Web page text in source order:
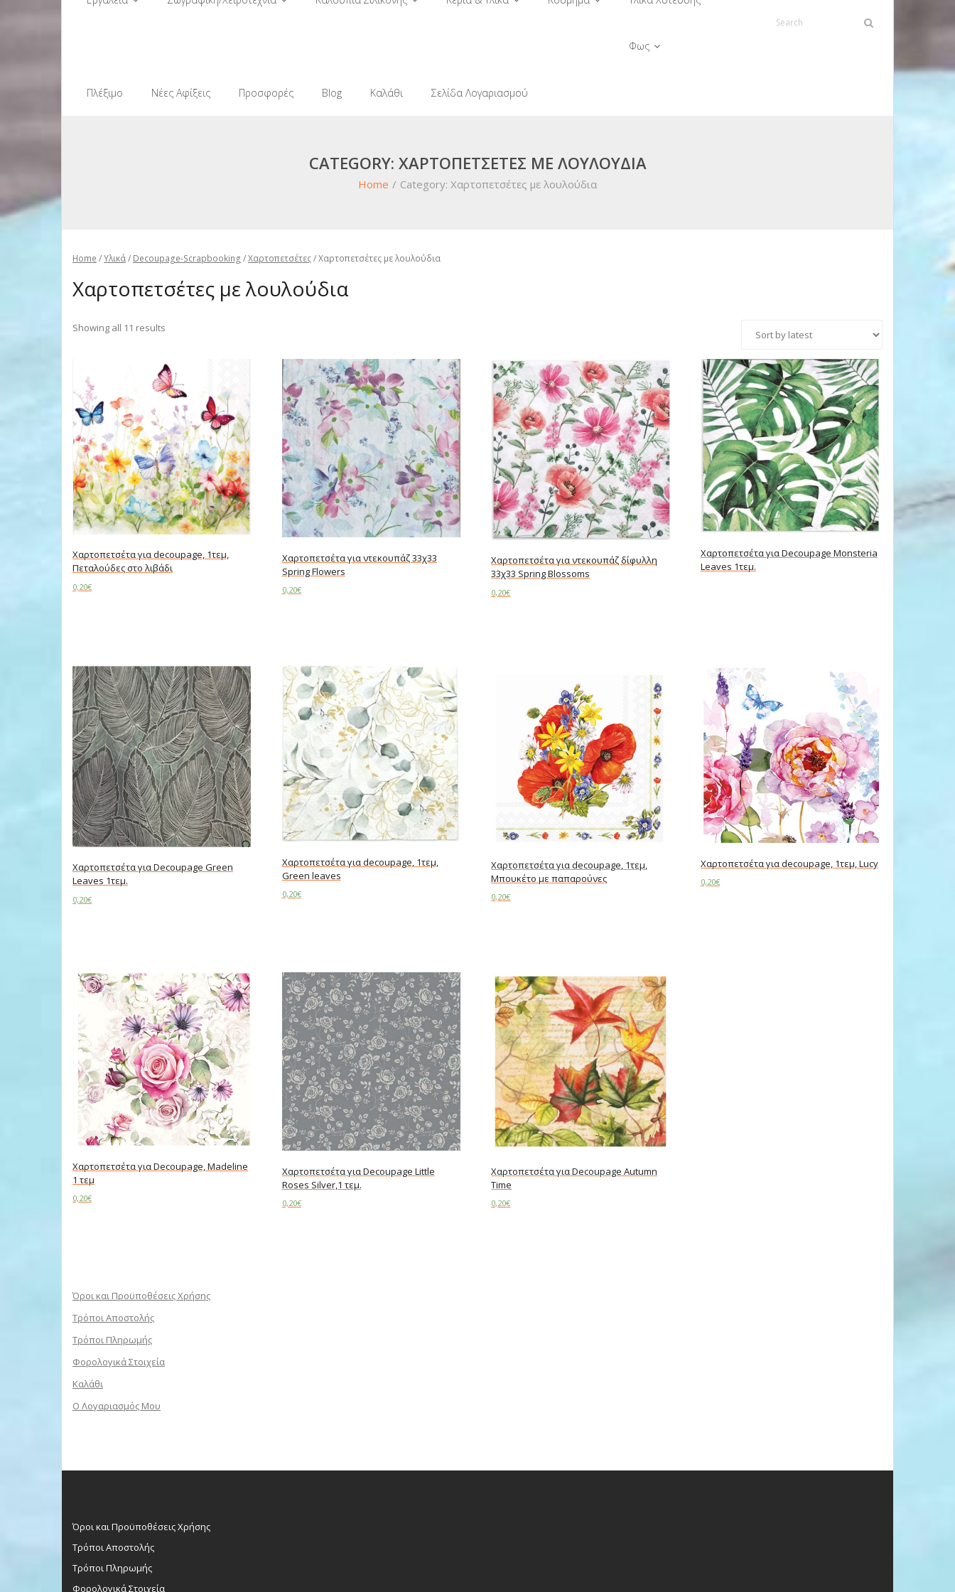
Φως
Πλέξιμο Νέες Αφίξεις Προσφορές Blog Καλάθι Σελίδα Λογαριασμού
CATEGORY: ΧΑΡΤΟΠΕΤΣΈΤΕΣ ΜΕ ΛΟΥΛΟΎΔΙΑ
Home / Category: Χαρτοπετσέτες με λουλούδια
Home /Υλικά/ Decoupage-Scrapbooking /Χαρτοπετσέτες/ Χαρτοπετσέτες με λουλούδια
Χαρτοπετσέτες με λουλούδια
Showing all 11 results
Χαρτοπετσέτα για decoupage, 1τεμ,
Πεταλούδες στο λιβάδι
0,20€
Χαρτοπετσέτα για ντεκουπάζ 33χ33
Spring Flowers
0,20€
Χαρτοπετσέτα για ντεκουπάζ δίφυλλη
33χ33 Spring Blossoms
0,20€
Χαρτοπετσέτα για Decoupage Monsteria
Leaves 1τεμ.
Χαρτοπετσέτα για Decoupage Green
Leaves 1τεμ.
0,20€
Χαρτοπετσέτα για decoupage, 1τεμ,
Green leaves
0,20€
Χαρτοπετσέτα για decoupage, 1τεμ,
Μπουκέτο με παπαρούνες
0,20€
Χαρτοπετσέτα για decoupage, 1τεμ, Lucy
0,20€
Χαρτοπετσέτα για Decoupage, Madeline
1 τεμ
0,20€
Χαρτοπετσέτα για Decoupage Little
Roses Silver,1 τεμ.
0,20€
Χαρτοπετσέτα για Decoupage Autumn
Time
0,20€
Όροι και Προϋποθέσεις Χρήσης
Τρόποι Αποστολής
Τρόποι Πληρωμής
Φορολογικά Στοιχεία
Καλάθι
Ο Λογαριασμός Μου
Όροι και Προϋποθέσεις Χρήσης
Τρόποι Αποστολής
Τρόποι Πληρωμής
Φορολογικά Στοιχεία